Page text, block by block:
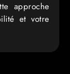
approche
et votre